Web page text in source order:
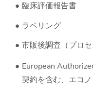
臨床評価報告書
ラベリング
市販後調査（プロ
European
契約を含む、エコ